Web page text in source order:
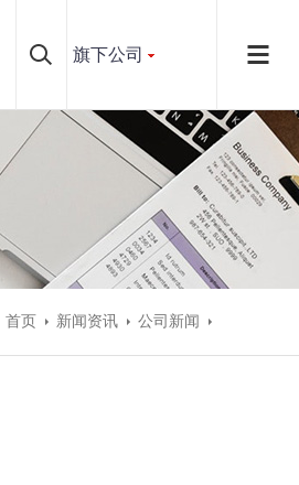
旗下公司
首页 新闻资讯 公司新闻